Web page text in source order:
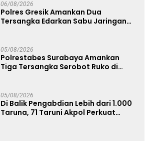
06/08/2026
Polres Gresik Amankan Dua
Tersangka Edarkan Sabu Jaringan
05/08/2026
Polrestabes Surabaya Amankan
Tiga Tersangka Serobot Ruko di
05/08/2026
Di Balik Pengabdian Lebih dari 1.000
Taruna, 71 Taruni Akpol Perkuat